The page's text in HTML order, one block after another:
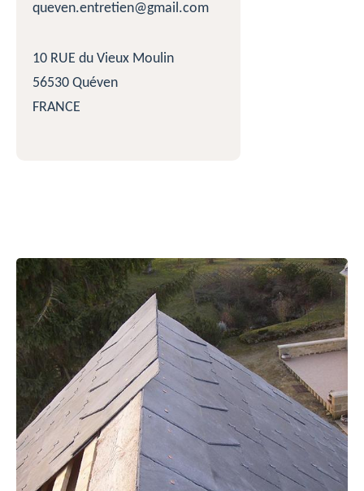
queven.entretien@gmail.com
10 RUE du Vieux Moulin
56530 Quéven
FRANCE